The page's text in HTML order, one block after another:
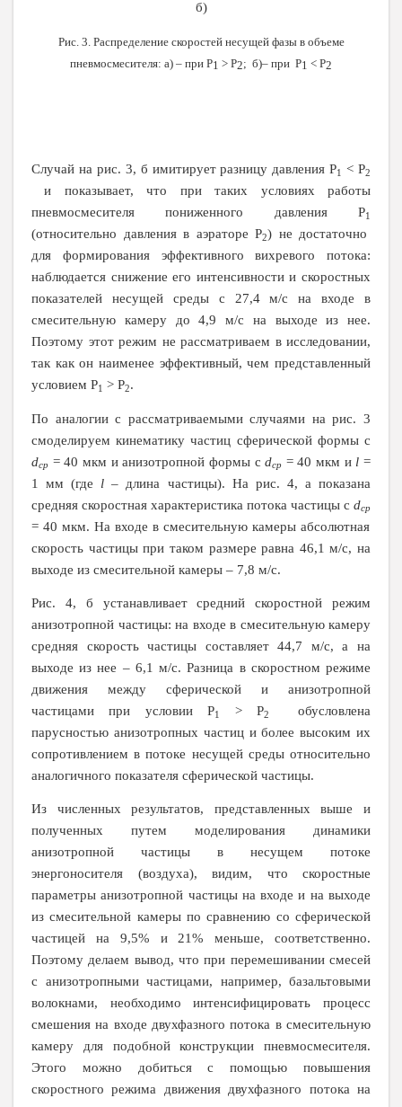
б)
Рис. 3. Распределение скоростей несущей фазы в объеме
пневмосмесителя: а) – при P1 > P2; б)– при P1 < P2
Случай на рис. 3, б имитирует разницу давленияP1 <P2
и показывает, что при таких условиях работы
пневмосмесителя пониженного давления P1
(относительно давления в аэратореP2) не достаточно
для формирования эффективного вихревого потока:
наблюдается снижение его интенсивности и скоростных
показателей несущей среды с 27,4 м/с на входе в
смесительную камеру до 4,9 м/с на выходе из нее.
Поэтому этот режим не рассматриваем в исследовании,
так как он наименее эффективный, чем представленный
условием P1 > P2.
По аналогии с рассматриваемыми случаями на рис. 3
смоделируем кинематику частиц сферической формы с
dср = 40 мкм и анизотропной формы сdср = 40 мкм и l =
1 мм (где l – длина частицы). На рис. 4, а показана
средняя скоростная характеристика потока частицы с dср
= 40 мкм. На входе в смесительную камеры абсолютная
скорость частицы при таком размере равна 46,1 м/с, на
выходе из смесительной камеры – 7,8 м/с.
Рис. 4, б устанавливает средний скоростной режим
анизотропной частицы: на входе в смесительную камеру
средняя скорость частицы составляет 44,7 м/с, а на
выходе из нее – 6,1 м/с. Разница в скоростном режиме
движения между сферической и анизотропной
частицами при условииP1 >P2
обусловлена
парусностью анизотропных частиц и более высоким их
сопротивлением в потоке несущей среды относительно
аналогичного показателя сферической частицы.
Из численных результатов, представленных выше и
полученных путем моделирования динамики
анизотропной частицы в несущем потоке
энергоносителя (воздуха), видим, что скоростные
параметры анизотропной частицы на входе и на выходе
из смесительной камеры по сравнению со сферической
частицей на 9,5% и 21% меньше, соответственно.
Поэтому делаем вывод, что при перемешивании смесей
с анизотропными частицами, например, базальтовыми
волокнами, необходимо интенсифицировать процесс
смешения на входе двухфазного потока в смесительную
камеру для подобной конструкции пневмосмесителя.
Этого можно добиться с помощью повышения
скоростного режима движения двухфазного потока на